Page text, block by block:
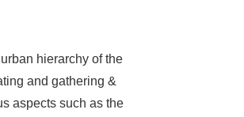
hierarchy of the
and gathering &
aspects such as the